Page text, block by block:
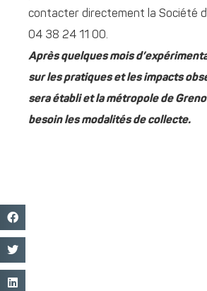
contacter directement la Société
04 38 24 11 00.
Après quelques mois
sur les pratiques et les impacts
sera établi et la métropole de
besoin les modalités de collecte.